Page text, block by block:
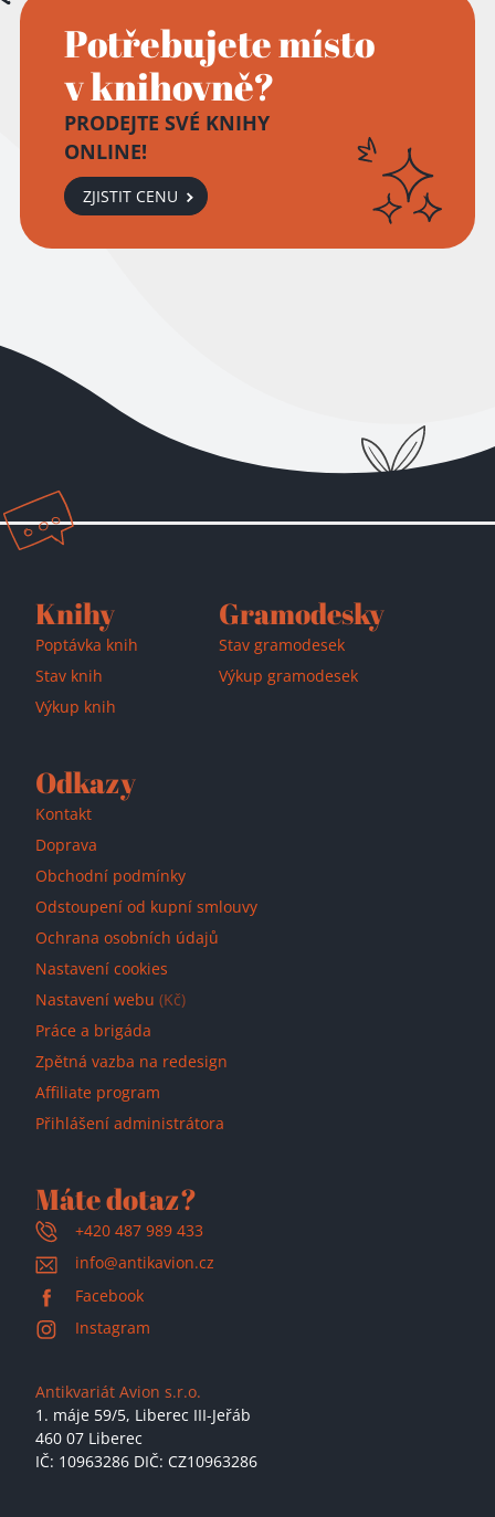
Potřebujete místo
v knihovně?
PRODEJTE SVÉ KNIHY
ONLINE!
ZJISTIT CENU
Přidáno do košíku!
Knihy
Poptávka knih
Stav knih
Výkup knih
Gramodesky
Stav gramodesek
Výkup gramodesek
Odkazy
Kontakt
Doprava
Obchodní podmínky
Odstoupení od kupní smlouvy
Ochrana osobních údajů
Nastavení cookies
Nastavení webu (Kč)
Práce a brigáda
Zpětná vazba na redesign
Affiliate program
Přihlášení administrátora
Máte dotaz?
+420 487 989 433
info@antikavion.cz
Facebook
Instagram
Antikvariát Avion s.r.o.
1. máje 59/5, Liberec III-Jeřáb
460 07 Liberec
IČ: 10963286 DIČ: CZ10963286